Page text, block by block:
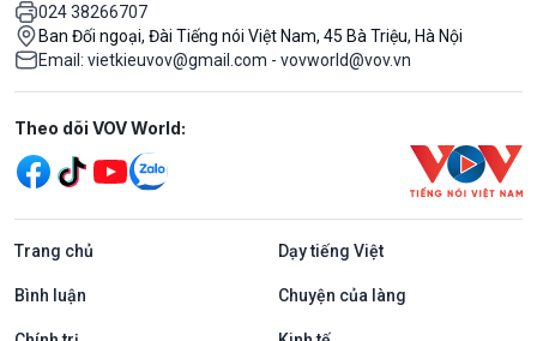
024 38266707
Ban Đối ngoại, Đài Tiếng nói Việt Nam, 45 Bà Triệu, Hà Nội
Email: vietkieuvov@gmail.com - vovworld@vov.vn
Mạng xã hội
Theo dõi VOV World:
Trang chủ Dạy tiếng Việt
Bình luận Chuyện của làng